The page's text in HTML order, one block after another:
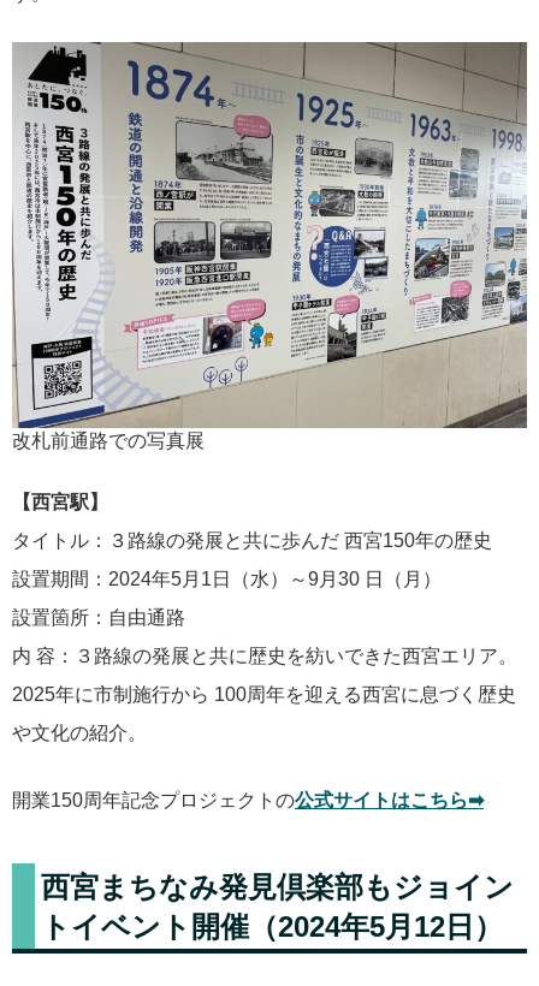
改札前通路での写真展
【西宮駅】
タイトル：３路線の発展と共に歩んだ 西宮150年の歴史
設置期間：2024年5月1日（水）～9月30 日（月）
設置箇所：自由通路
内 容：３路線の発展と共に歴史を紡いできた西宮エリア。
2025年に市制施行から 100周年を迎える西宮に息づく歴史
や文化の紹介。
開業150周年記念プロジェクトの公式サイトはこちら➡
西宮まちなみ発見倶楽部もジョイン
トイベント開催（2024年5月12日）